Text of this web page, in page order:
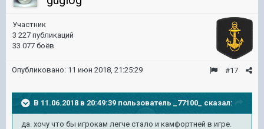
Участник
3 227 публикаций
33 077 боёв
#17
Опубликовано: 11 июн 2018, 21:25:29
В 11.06.2018 в 20:49:39 пользователь _77100_ сказал:
да. хочу что бы игрокам легче стало и камфортней в игре.